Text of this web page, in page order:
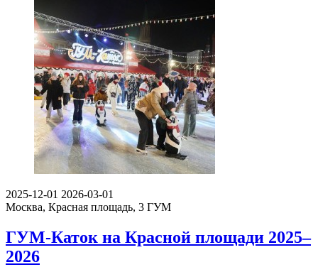
2025-12-01 2026-03-01
Москва, Красная площадь, 3 ГУМ
ГУМ-Каток на Красной площади 2025–
2026